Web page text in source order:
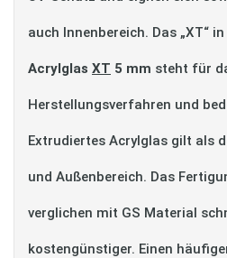
auch Innenbereich. Das „XT“
Acrylglas XT 5 mm steht für
Herstellungsverfahren und
Extrudiertes Acrylglas gilt als
und Außenbereich. Das
verglichen mit GS Material
kostengünstiger. Einen